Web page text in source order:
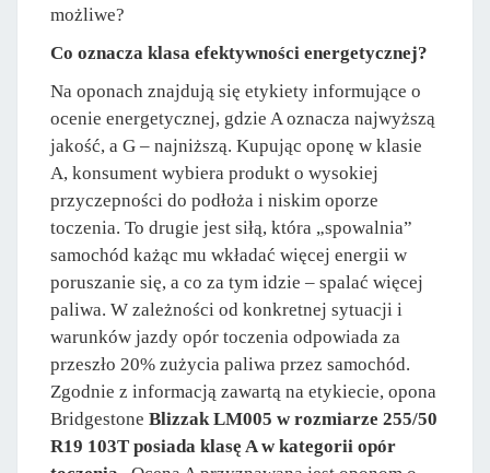
możliwe?
Co oznacza klasa efektywności energetycznej?
Na oponach znajdują się etykiety informujące o
ocenie energetycznej, gdzie A oznacza najwyższą
jakość, a G – najniższą. Kupując oponę w klasie
A, konsument wybiera produkt o wysokiej
przyczepności do podłoża i niskim oporze
toczenia. To drugie jest siłą, która „spowalnia”
samochód każąc mu wkładać więcej energii w
poruszanie się, a co za tym idzie – spalać więcej
paliwa. W zależności od konkretnej sytuacji i
warunków jazdy opór toczenia odpowiada za
przeszło 20% zużycia paliwa przez samochód.
Zgodnie z informacją zawartą na etykiecie, opona
Bridgestone Blizzak LM005 w rozmiarze 255/50
R19 103T posiada klasę A w kategorii opór